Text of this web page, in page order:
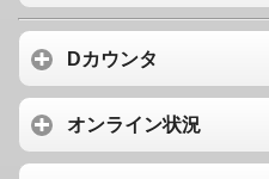
Dカウンタ
オンライン状況